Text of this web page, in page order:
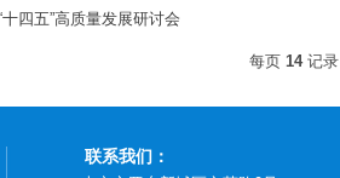
四五”高质量发展研讨会
每页 14记录
联系我们：